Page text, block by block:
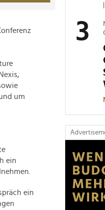
um
ein
ein